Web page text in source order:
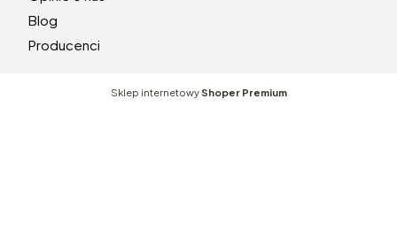
Blog
Producenci
Sklep internetowy Shoper Premium